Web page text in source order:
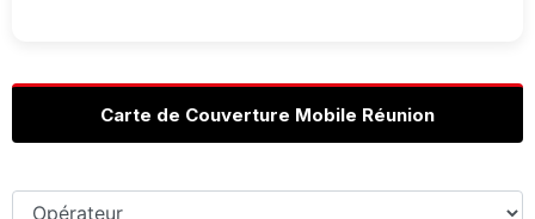
Carte de Couverture Mobile Réunion